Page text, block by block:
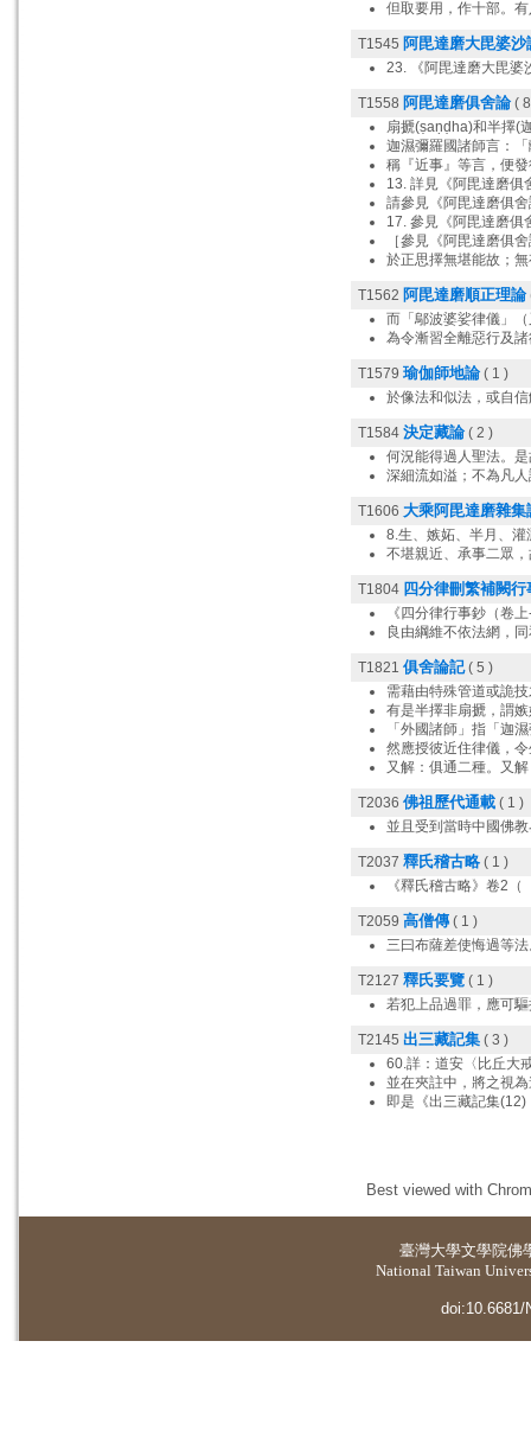
但取要用，作十部。
T1545 阿毘達磨大毘婆沙
23. 《阿毘達磨大毘婆
T1558 阿毘達磨俱舍論 (
扇搋(ṣaṇḍha)和半擇(
迦濕彌羅國諸師言：
稱『近事』等言，便
13. 詳見《阿毘達磨俱
請參見《阿毘達磨俱
17. 參見《阿毘達磨俱
［參見《阿毘達磨俱
於正思擇無堪能故；
T1562 阿毘達磨順正理論
而「鄔波婆娑律儀」
為令漸習全離惡行及
T1579 瑜伽師地論 ( 1 )
於像法和似法，或自
T1584 決定藏論 ( 2 )
何況能得過人聖法。
深細流如溢；不為凡
T1606 大乘阿毘達磨雜集
8.生、嫉妬、半月、灌
不堪親近、承事二眾
T1804 四分律刪繁補闕行
《四分律行事鈔（卷
良由綱維不依法網，
T1821 俱舍論記( 5 )
需藉由特殊管道或詭
有是半擇非扇搋，謂
「外國諸師」指「迦
然應授彼近住律儀，
又解：俱通二種。又
T2036 佛祖歷代通載 ( 1 )
並且受到當時中國佛
T2037 釋氏稽古略 ( 1 )
《釋氏稽古略》卷2（
T2059 高僧傳 ( 1 )
三曰布薩差使悔過等
T2127 釋氏要覽 ( 1 )
若犯上品過罪，應可
T2145 出三藏記集 ( 3 )
60.詳：道安〈比丘大
並在夾註中，將之視
即是《出三藏記集
Best viewed with
臺灣大學文學院佛
National Taiwan
doi:10.6681/